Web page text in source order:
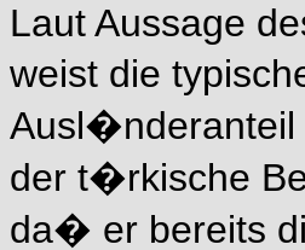
Laut Aussage
weist die
der t�rkische
da� er bereits